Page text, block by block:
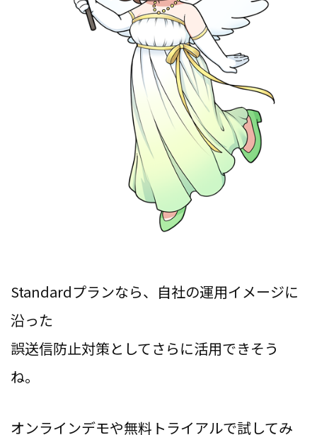
Standardプランなら、自社の運用イメージに
沿った
誤送信防止対策としてさらに活用できそう
ね。
オンラインデモや無料トライアルで試してみ